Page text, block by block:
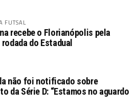
FUTSAL
recebe o Florianópolis pela
do Estadual
não foi notificado sobre
da Série D: “Estamos no aguardo